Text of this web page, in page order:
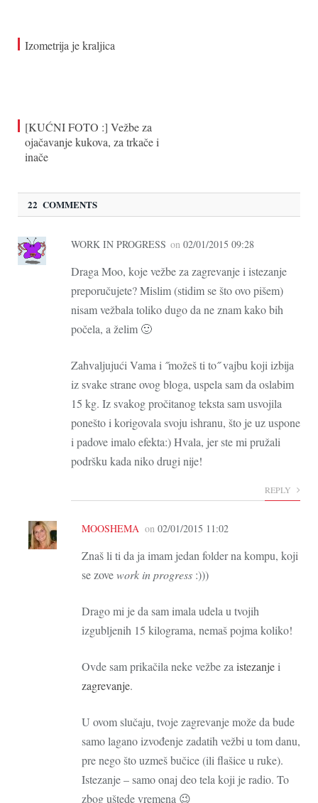
Izometrija je kraljica
[KUĆNI FOTO :] Vežbe za
ojačavanje kukova, za trkače i
inače
22 COMMENTS
WORK IN PROGRESS on 02/01/2015 09:28
Draga Moo, koje vežbe za zagrevanje i istezanje
preporučujete? Mislim (stidim se što ovo pišem)
nisam vežbala toliko dugo da ne znam kako bih
počela, a želim 🙂
Zahvaljujući Vama i ˝možeš ti to˝ vajbu koji izbija
iz svake strane ovog bloga, uspela sam da oslabim
15 kg. Iz svakog pročitanog teksta sam usvojila
ponešto i korigovala svoju ishranu, što je uz uspone
i padove imalo efekta:) Hvala, jer ste mi pružali
podršku kada niko drugi nije!
REPLY
MOOSHEMA on 02/01/2015 11:02
Znaš li ti da ja imam jedan folder na kompu, koji
se zovework in progress :)))
Drago mi je da sam imala udela u tvojih
izgubljenih 15 kilograma, nemaš pojma koliko!
Ovde sam prikačila neke vežbe zaistezanjei
zagrevanje.
U ovom slučaju, tvoje zagrevanje može da bude
samo lagano izvođenje zadatih vežbi u tom danu,
pre nego što uzmeš bučice (ili flašice u ruke).
Istezanje – samo onaj deo tela koji je radio. To
zbog uštede vremena 😉